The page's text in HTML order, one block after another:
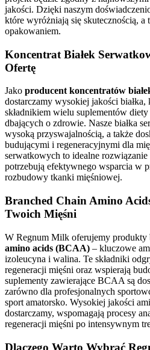
jakości. Dzięki naszym
które wyróżniają się skutecznością,
opakowaniem.
Koncentrat Białek
Ofertę
Jako producent koncentratów
dostarczamy wysokiej jakości
składnikiem wielu suplementów
dbających o zdrowie. Nasze białka
wysoką przyswajalnością, a także
budującymi i regeneracyjnymi dla
serwatkowych to idealne
potrzebują efektywnego wsparcia w
rozbudowy tkanki mięśniowej.
Branched Chain Amino
Twoich Mięśni
W Regnum Milk oferujemy produkty
amino acids (BCAA) – kluczowe
izoleucyna i walina. Te składniki
regeneracji mięśni oraz wspierają
suplementy zawierające BCAA są
zarówno dla profesjonalnych
sport amatorsko. Wysokiej jakości
dostarczamy, wspomagają procesy
regeneracji mięśni po intensywnym
Dlaczego Warto Wybrać